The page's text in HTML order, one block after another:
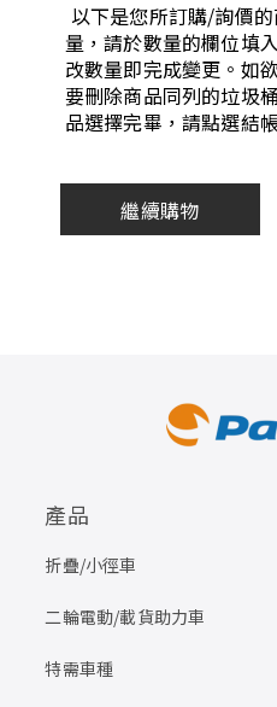
以下是您所訂購/詢價
量，請於數量的欄位填
改數量即完成變更。如
要刪除商品同列的垃圾
品選擇完畢，請點選結
繼續購物
產品
折疊/小徑車
二輪電動/載貨助力車
特需車種